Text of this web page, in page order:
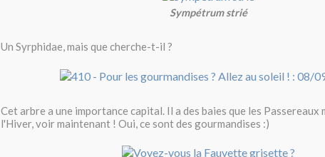
Sympétrum strié
Un Syrphidae, mais que cherche-t-il ?
Cet arbre a une importance capital. Il a des baies que les
l'Hiver, voir maintenant ! Oui, ce sont des gourmandises :)